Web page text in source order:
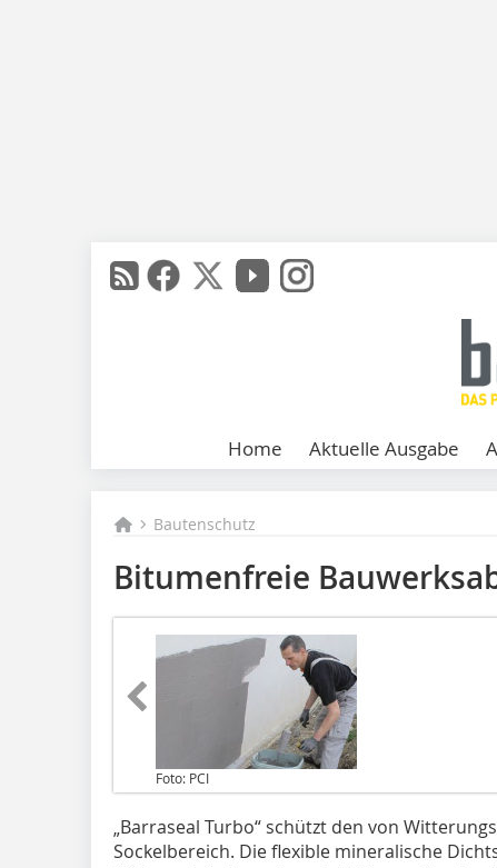
Home Aktuelle Ausgabe
Bautenschutz
Bitumenfreie
Foto: PCI
„Barraseal Turbo“ schützt den von
Sockelbereich. Die flexible mineralische